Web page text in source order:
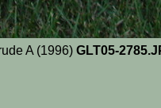
A (1996) GLT05-